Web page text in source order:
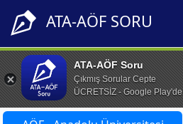
ATA-AÖF SORU
ATA-AÖF Soru
Çıkmış Sorular Cepte
ÜCRETSİZ - Google Play'de